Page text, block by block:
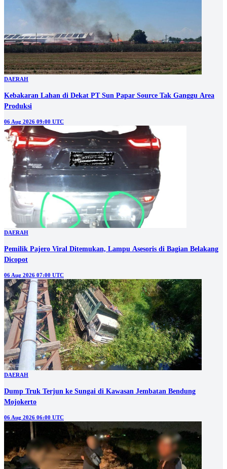
DAERAH
Kebakaran Lahan di Dekat PT Sun Papar Source Tak Ganggu Area
Produksi
06 Aug 2026 09:00 UTC
DAERAH
Pemilik Pajero Viral Ditemukan, Lampu Asesoris di Bagian Belakang
Dicopot
06 Aug 2026 07:00 UTC
DAERAH
Dump Truk Terjun ke Sungai di Kawasan Jembatan Bendung
Mojokerto
06 Aug 2026 06:00 UTC